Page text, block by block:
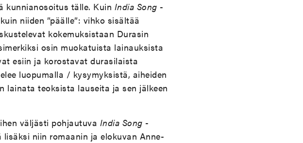
kunnianosoitus tälle. Kuin India Song -
niiden ”päälle”: vihko sisältää
kokemuksistaan Durasin
osin muokatuista lainauksista
esiin ja korostavat durasilaista
luopumalla / kysymyksistä, aiheiden
lainata teoksista lauseita ja sen jälkeen
väljästi pohjautuva India Song -
niin romaanin ja elokuvan Anne-